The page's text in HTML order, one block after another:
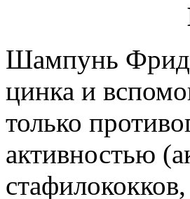
Шампунь
цинка и
только
активностью